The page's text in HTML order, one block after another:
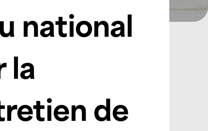
national
la
de